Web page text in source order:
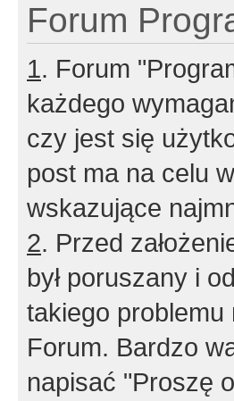
Forum
1. Forum
każdego
czy jest się
post ma na celu
wskazujące
2. Przed
był poruszany i
takiego
Forum. Bardzo
napisać "Proszę